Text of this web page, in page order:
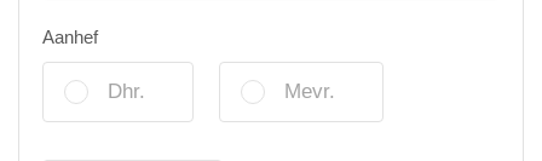
Aanhef
Dhr. Mevr.